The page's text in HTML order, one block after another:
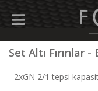
Set Altı Fırınlar
- 2xGN 2/1 tepsi